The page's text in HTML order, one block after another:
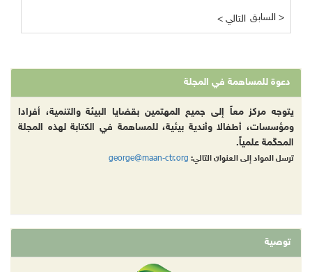
< التالي السابق >
دعوة للمساهمة في المجلة
يتوجه مركز معاً إلى جميع المهتمين بقضايا البيئة والتنمية، أفرادا
ومؤسسات، أطفالا وأندية بيئية، للمساهمة في الكتابة لهذه المجلة
المحكّمة علمياً.
ترسل المواد إلى العنوان التالي: george@maan-ctr.org
توصية